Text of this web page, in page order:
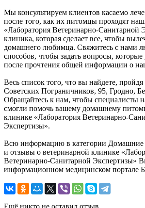
Мы консультируем клиентов касаемо
после того, как их питомцы проходят
«Лаборатория Ветеринарно-Санитарной
клиника, которая сделает все, чтобы
домашнего любимца. Свяжитесь с нами
способов, чтобы задать вопросы, которые
после прочтения общей информации о
Весь список того, что вы найдете, пройдя
Советских Пограничников, 95, Гродно,
Обращайтесь к нам, чтобы специалисты
смогли помочь вашему домашнему
клинике «Лаборатория Ветеринарно-
Экспертизы».
Всю информацию в категории Домашние
и отзывы о ветеринарной клинике
Ветеринарно-Санитарной Экспертизы»
информационном медицинском портале